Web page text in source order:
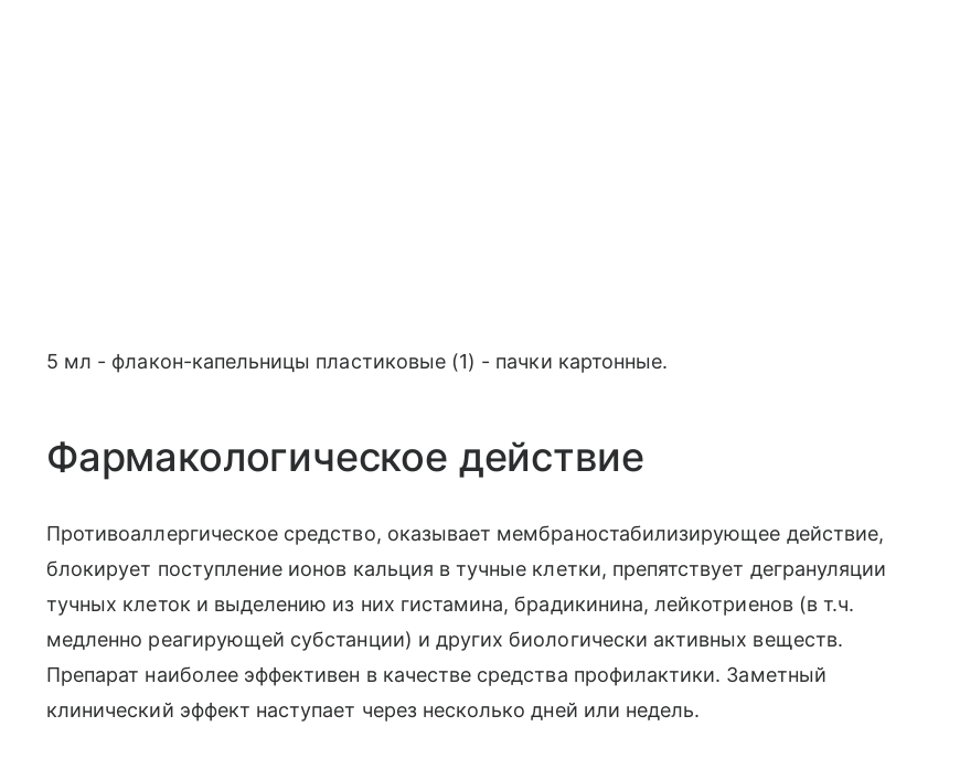
5 мл - флакон-капельницы пластиковые (1) - пачки картонные.
Фармакологическое действие
Противоаллергическое средство, оказывает мембраностабилизирующее действие,
блокирует поступление ионов кальция в тучные клетки, препятствует дегрануляции
тучных клеток и выделению из них гистамина, брадикинина, лейкотриенов (в т.ч.
медленно реагирующей субстанции) и других биологически активных веществ.
Препарат наиболее эффективен в качестве средства профилактики. Заметный
клинический эффект наступает через несколько дней или недель.